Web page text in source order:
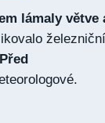
lámaly větve
železniční
Před